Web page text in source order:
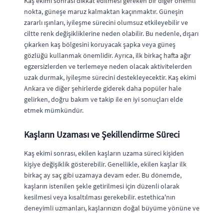
nokta, güneşe maruz kalmaktan kaçınmaktır. Güneşin
zararlı ışınları, iyileşme sürecini olumsuz etkileyebilir ve
ciltte renk değişikliklerine neden olabilir. Bu nedenle, dışarı
çıkarken kaş bölgesini koruyacak şapka veya güneş
gözlüğü kullanmak önemlidir. Ayrıca, ilk birkaç hafta ağır
egzersizlerden ve terlemeye neden olacak aktivitelerden
uzak durmak, iyileşme sürecini destekleyecektir. Kaş ekimi
Ankara ve diğer şehirlerde giderek daha popüler hale
gelirken, doğru bakım ve takip ile en iyi sonuçları elde
etmek mümkündür.
Kaşların Uzaması ve Şekillendirme Süreci
Kaş ekimi sonrası, ekilen kaşların uzama süreci kişiden
kişiye değişiklik gösterebilir. Genellikle, ekilen kaşlar ilk
birkaç ay saç gibi uzamaya devam eder. Bu dönemde,
kaşların istenilen şekle getirilmesi için düzenli olarak
kesilmesi veya kısaltılması gerekebilir. estethica'nın
deneyimli uzmanları, kaşlarınızın doğal büyüme yönüne ve